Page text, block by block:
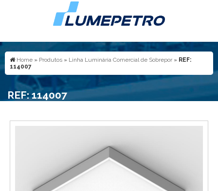
Home » Produtos » Linha Luminária Comercial de Sobrepor » REF:
114007
REF: 114007